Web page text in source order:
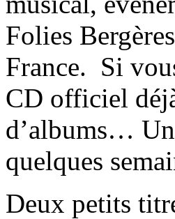
Folies
France. Si
CD officiel
d’albums… Un
quelques
Deux petits